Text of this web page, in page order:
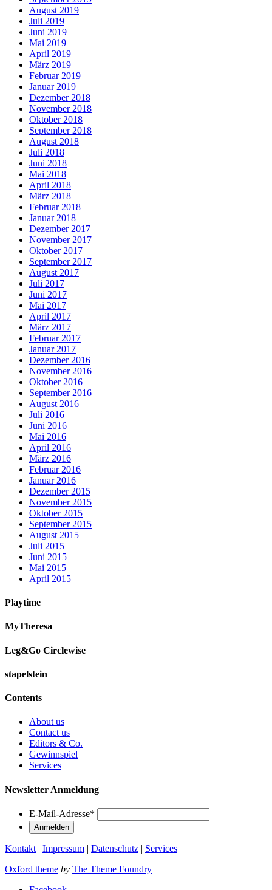
August 2019
Juli 2019
Juni 2019
Mai 2019
April 2019
März 2019
Februar 2019
Januar 2019
Dezember 2018
November 2018
Oktober 2018
September 2018
August 2018
Juli 2018
Juni 2018
Mai 2018
April 2018
März 2018
Februar 2018
Januar 2018
Dezember 2017
November 2017
Oktober 2017
September 2017
August 2017
Juli 2017
Juni 2017
Mai 2017
April 2017
März 2017
Februar 2017
Januar 2017
Dezember 2016
November 2016
Oktober 2016
September 2016
August 2016
Juli 2016
Juni 2016
Mai 2016
April 2016
März 2016
Februar 2016
Januar 2016
Dezember 2015
November 2015
Oktober 2015
September 2015
August 2015
Juli 2015
Juni 2015
Mai 2015
April 2015
Playtime
MyTheresa
Leg&Go Circlewise
stapelstein
Contents
About us
Contact us
Editors & Co.
Gewinnspiel
Services
Newsletter Anmeldung
E-Mail-Adresse*
Kontakt | Impressum | Datenschutz | Services
Oxford theme by The Theme Foundry